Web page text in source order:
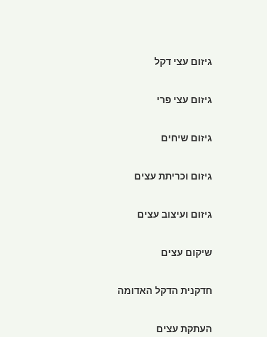
גיזום עצי דקל
גיזום עצי פרי
גיזום שיחים
גיזום וכריתת עצים
גיזום ועיצוב עצים
שיקום עצים
חדקנית הדקל האדומה
העתקת עצים